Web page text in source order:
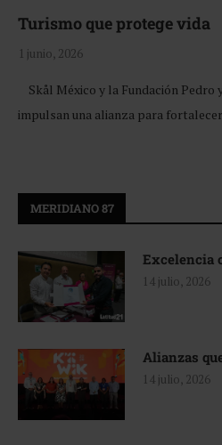
Turismo que protege vida
1 junio, 2026
Skål México y la Fundación Pedro
impulsan una alianza para
MERIDIANO 87
Excelencia
14 julio, 2026
Alianzas
14 julio, 2026